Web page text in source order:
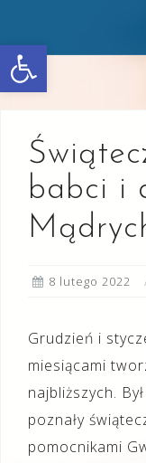
Otwórz pasek narzędzi
content
babci i
8 lutego 2022
Grudzień i
miesiącami
najbliższych.
poznały
pomocnikami